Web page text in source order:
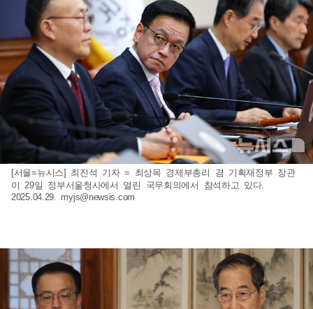
[서울=뉴시스] 최진석 기자 = 최상목 경제부총리 겸 기획재정부 장관
이 29일 정부서울청사에서 열린 국무회의에서 참석하고 있다.
2025.04.29. myjs@newsis.com